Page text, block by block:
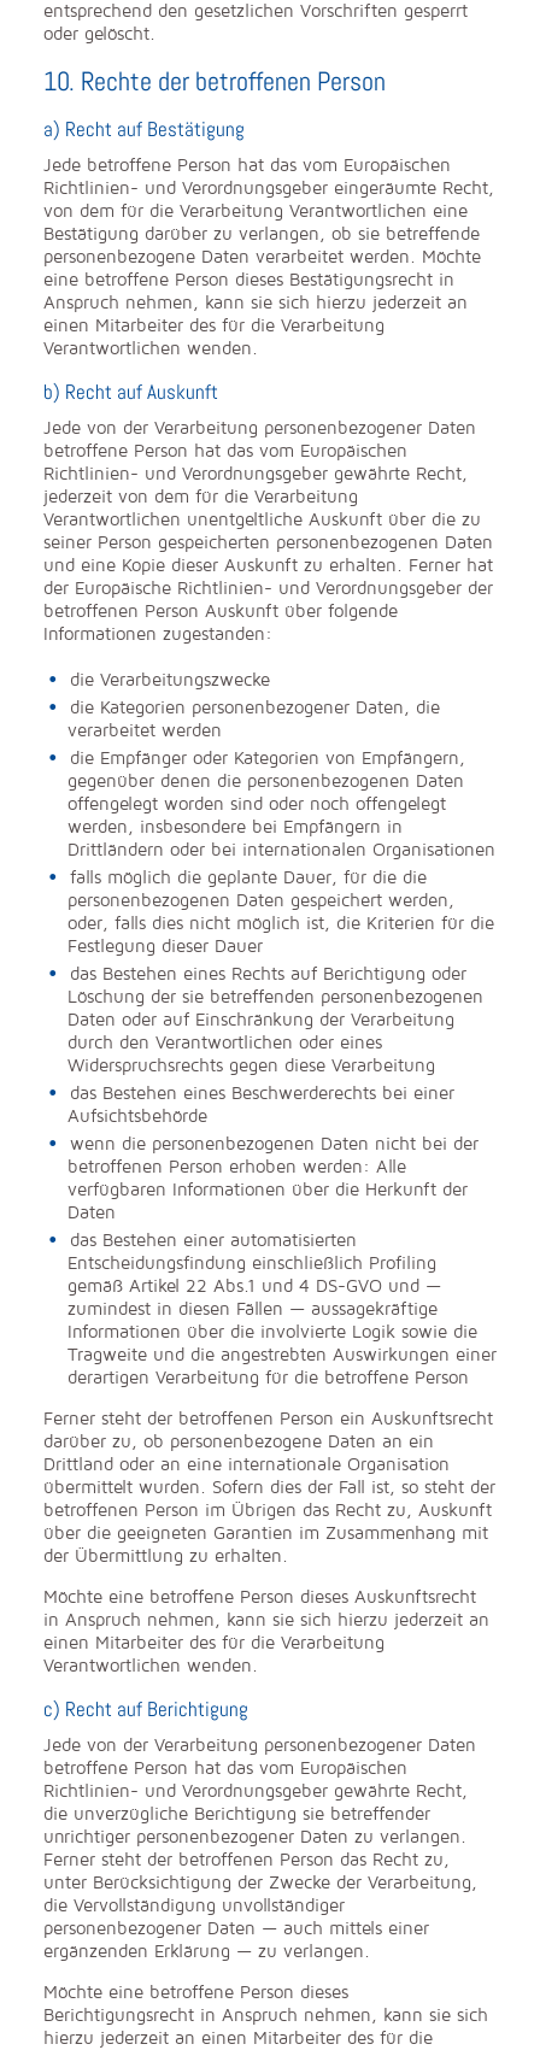
entsprechend den gesetzlichen Vorschriften gesperrt
oder gelöscht.
10. Rechte der betroffenen Person
a) Recht auf Bestätigung
Jede betroffene Person hat das vom Europäischen
Richtlinien- und Verordnungsgeber eingeräumte Recht,
von dem für die Verarbeitung Verantwortlichen eine
Bestätigung darüber zu verlangen, ob sie betreffende
personenbezogene Daten verarbeitet werden. Möchte
eine betroffene Person dieses Bestätigungsrecht in
Anspruch nehmen, kann sie sich hierzu jederzeit an
einen Mitarbeiter des für die Verarbeitung
Verantwortlichen wenden.
b) Recht auf Auskunft
Jede von der Verarbeitung personenbezogener Daten
betroffene Person hat das vom Europäischen
Richtlinien- und Verordnungsgeber gewährte Recht,
jederzeit von dem für die Verarbeitung
Verantwortlichen unentgeltliche Auskunft über die zu
seiner Person gespeicherten personenbezogenen Daten
und eine Kopie dieser Auskunft zu erhalten. Ferner hat
der Europäische Richtlinien- und Verordnungsgeber der
betroffenen Person Auskunft über folgende
Informationen zugestanden:
die Verarbeitungszwecke
die Kategorien personenbezogener Daten, die
verarbeitet werden
die Empfänger oder Kategorien von Empfängern,
gegenüber denen die personenbezogenen Daten
offengelegt worden sind oder noch offengelegt
werden, insbesondere bei Empfängern in
Drittländern oder bei internationalen Organisationen
falls möglich die geplante Dauer, für die die
personenbezogenen Daten gespeichert werden,
oder, falls dies nicht möglich ist, die Kriterien für die
Festlegung dieser Dauer
das Bestehen eines Rechts auf Berichtigung oder
Löschung der sie betreffenden personenbezogenen
Daten oder auf Einschränkung der Verarbeitung
durch den Verantwortlichen oder eines
Widerspruchsrechts gegen diese Verarbeitung
das Bestehen eines Beschwerderechts bei einer
Aufsichtsbehörde
wenn die personenbezogenen Daten nicht bei der
betroffenen Person erhoben werden: Alle
verfügbaren Informationen über die Herkunft der
Daten
das Bestehen einer automatisierten
Entscheidungsfindung einschließlich Profiling
gemäß Artikel 22 Abs.1 und 4 DS-GVO und —
zumindest in diesen Fällen — aussagekräftige
Informationen über die involvierte Logik sowie die
Tragweite und die angestrebten Auswirkungen einer
derartigen Verarbeitung für die betroffene Person
Ferner steht der betroffenen Person ein Auskunftsrecht
darüber zu, ob personenbezogene Daten an ein
Drittland oder an eine internationale Organisation
übermittelt wurden. Sofern dies der Fall ist, so steht der
betroffenen Person im Übrigen das Recht zu, Auskunft
über die geeigneten Garantien im Zusammenhang mit
der Übermittlung zu erhalten.
Möchte eine betroffene Person dieses Auskunftsrecht
in Anspruch nehmen, kann sie sich hierzu jederzeit an
einen Mitarbeiter des für die Verarbeitung
Verantwortlichen wenden.
c) Recht auf Berichtigung
Jede von der Verarbeitung personenbezogener Daten
betroffene Person hat das vom Europäischen
Richtlinien- und Verordnungsgeber gewährte Recht,
die unverzügliche Berichtigung sie betreffender
unrichtiger personenbezogener Daten zu verlangen.
Ferner steht der betroffenen Person das Recht zu,
unter Berücksichtigung der Zwecke der Verarbeitung,
die Vervollständigung unvollständiger
personenbezogener Daten — auch mittels einer
ergänzenden Erklärung — zu verlangen.
Möchte eine betroffene Person dieses
Berichtigungsrecht in Anspruch nehmen, kann sie sich
hierzu jederzeit an einen Mitarbeiter des für die